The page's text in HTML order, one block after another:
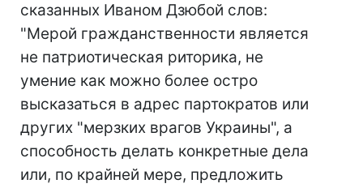
сказанных Иваном Дзюбой слов:
"Мерой гражданственности является
не патриотическая риторика, не
умение как можно более остро
высказаться в адрес партократов или
других "мерзких врагов Украины", а
способность делать конкретные дела
или, по крайней мере, предложить